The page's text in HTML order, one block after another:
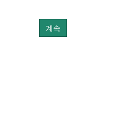
계속